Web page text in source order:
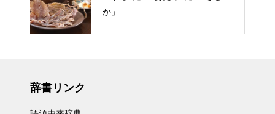
か」
辞書リンク